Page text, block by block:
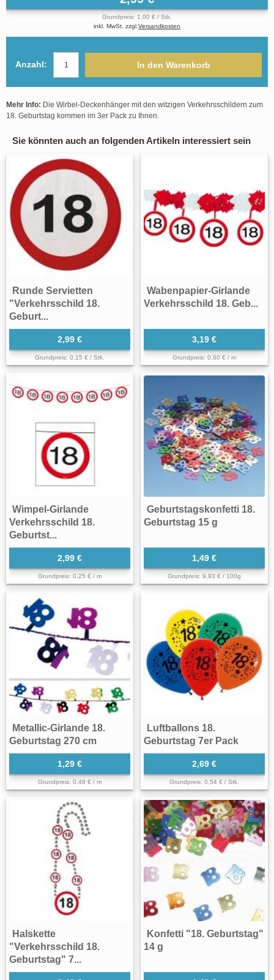
Grundpreis: 1,00 € / Stk.
inkl. MwSt. zzgl. Versandkosten
Anzahl: In den Warenkorb
Mehr Info: Die Wirbel-Deckenhänger mit den witzigen Verkehrsschildern zum
18. Geburtstag kommen im 3er Pack zu Ihnen.
Sie könnten auch an folgenden Artikeln interessiert sein
Runde Servietten
"Verkehrsschild 18.
Geburt...
2,99 €
Grundpreis: 0,15 € / Stk.
Wabenpapier-Girlande
Verkehrsschild 18. Geb...
3,19 €
Grundpreis: 0,80 € / m
Wimpel-Girlande
Verkehrsschild 18.
Geburtst...
2,99 €
Grundpreis: 0,25 € / m
Geburtstagskonfetti 18.
Geburtstag 15 g
1,49 €
Grundpreis: 9,93 € / 100g
Metallic-Girlande 18.
Geburtstag 270 cm
1,29 €
Grundpreis: 0,48 € / m
Luftballons 18.
Geburtstag 7er Pack
2,69 €
Grundpreis: 0,54 € / Stk.
Halskette
"Verkehrsschild 18.
Geburtstag" 7...
Konfetti "18. Geburtstag"
14 g